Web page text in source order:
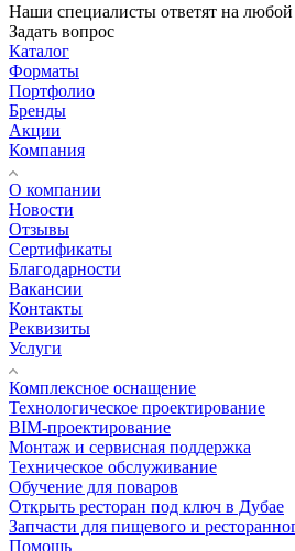
Наши специалисты ответят на
Задать вопрос
Каталог
Форматы
Портфолио
Бренды
Акции
Компания
О компании
Новости
Отзывы
Сертификаты
Благодарности
Вакансии
Контакты
Реквизиты
Услуги
Комплексное оснащение
Технологическое проектирование
BIM-проектирование
Монтаж и сервисная поддержка
Техническое обслуживание
Обучение для поваров
Открыть ресторан под ключ в Дубае
Запчасти для пищевого и
Помощь